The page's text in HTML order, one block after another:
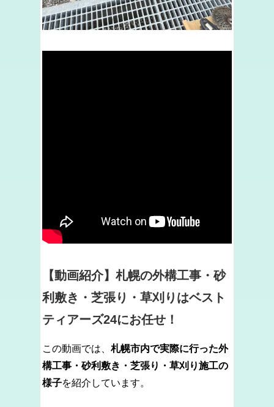
【動画紹介】札幌の外構工事・砂
利敷き・芝張り・草刈りはベスト
ティアーズ24にお任せ！
この動画では、 札幌市内で実際に行った外
構工事・砂利敷き・芝張り・草刈り施工の
様子を紹介しています。